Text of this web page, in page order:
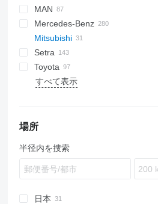
Selega
Daily
Eurorider
Evadys
Ferqui Sunrise
Magelys
Mago
Ares
Axer
Crossway
Evadys
Iliade
Karosa
Journey
Novo
Visigo
C-series
STAR
XMQ
MAN
A-series
Lion's series
NL series
TGE
Mercedes-Benz
Atego
Citaro
Conecto
Integro
Rapido
S-Class
Sprinter
Tourismo
Mitsubishi
Euroliner
Tourliner
Transliner
Civilian
Navigo
Sultan
Vectio
Ares
Iliade
Mascott
Irizar
K-series
L-series
Setra
S-series
InterUrbino
LD
MD
Tourmalin
Toyota
Caetano
Lexio
Futura
EX
7700
B-series
ZK
すべて表示
場所
半径内を捜索
日本